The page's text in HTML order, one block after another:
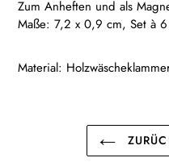
hinzugefügt
Zum Anheften und als
Maße: 7,2 x 0,9 cm, Set à 6
Material: